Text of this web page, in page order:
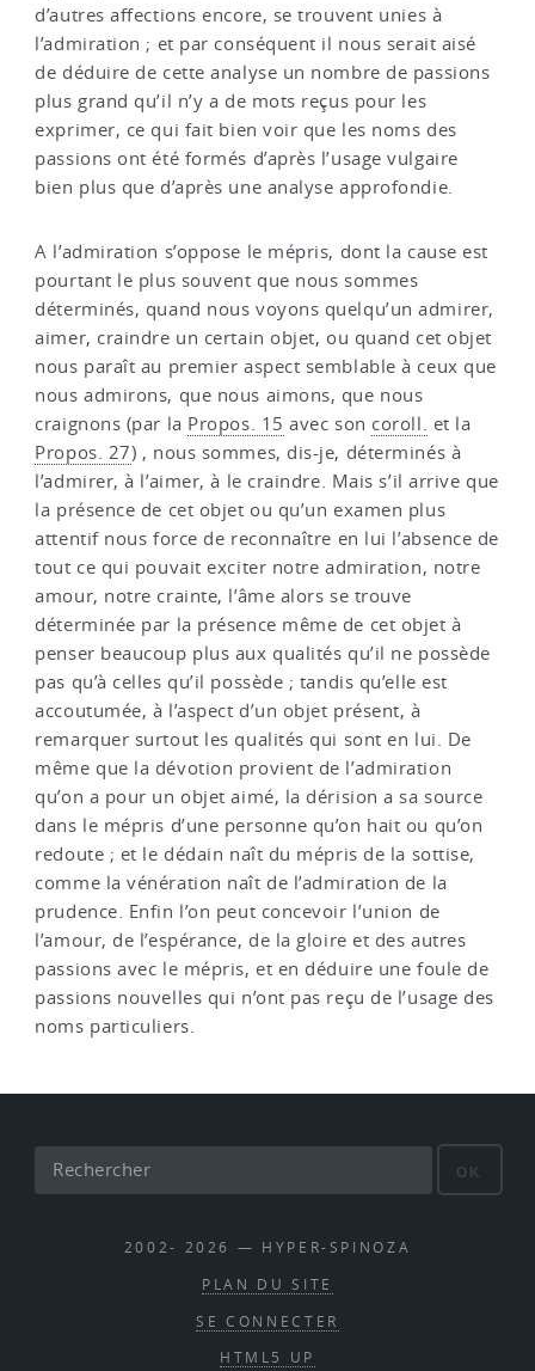
d’autres affections encore, se trouvent unies à
l’admiration ; et par conséquent il nous serait aisé
de déduire de cette analyse un nombre de passions
plus grand qu’il n’y a de mots reçus pour les
exprimer, ce qui fait bien voir que les noms des
passions ont été formés d’après l’usage vulgaire
bien plus que d’après une analyse approfondie.
A l’admiration s’oppose le mépris, dont la cause est
pourtant le plus souvent que nous sommes
déterminés, quand nous voyons quelqu’un admirer,
aimer, craindre un certain objet, ou quand cet objet
nous paraît au premier aspect semblable à ceux que
nous admirons, que nous aimons, que nous
craignons (par la Propos. 15 avec son coroll.
et la
Propos. 27) , nous sommes, dis-je, déterminés à
l’admirer, à l’aimer, à le craindre. Mais s’il arrive que
la présence de cet objet ou qu’un examen plus
attentif nous force de reconnaître en lui l’absence de
tout ce qui pouvait exciter notre admiration, notre
amour, notre crainte, l’âme alors se trouve
déterminée par la présence même de cet objet à
penser beaucoup plus aux qualités qu’il ne possède
pas qu’à celles qu’il possède ; tandis qu’elle est
accoutumée, à l’aspect d’un objet présent, à
remarquer surtout les qualités qui sont en lui. De
même que la dévotion provient de l’admiration
qu’on a pour un objet aimé, la dérision a sa source
dans le mépris d’une personne qu’on hait ou qu’on
redoute ; et le dédain naît du mépris de la sottise,
comme la vénération naît de l’admiration de la
prudence. Enfin l’on peut concevoir l’union de
l’amour, de l’espérance, de la gloire et des autres
passions avec le mépris, et en déduire une foule de
passions nouvelles qui n’ont pas reçu de l’usage des
noms particuliers.
OK
2002- 2026 — HYPER-SPINOZA
PLAN DU SITE
SE CONNECTER
HTML5 UP